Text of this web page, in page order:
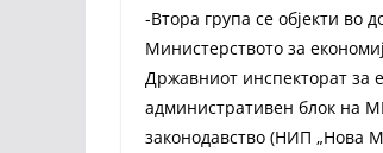
-Втора група се објекти во
Министерството за
Државниот инспекторат за
административен блок на
законодавство (НИП „Нова